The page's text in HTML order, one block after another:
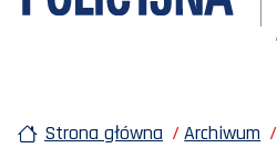
Strona główna Archiwum